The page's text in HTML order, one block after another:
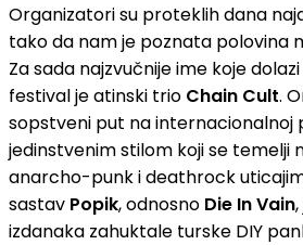
Organizatori su proteklih dana
tako da nam je poznata polovina
Za sada najzvučnije ime koje
festival je atinski trio Chain Cult.
sopstveni put na internacionalnoj
jedinstvenim stilom koji se temelji
anarcho-punk i deathrock
sastav Popik, odnosno Die In Vain
izdanaka zahuktale turske DIY